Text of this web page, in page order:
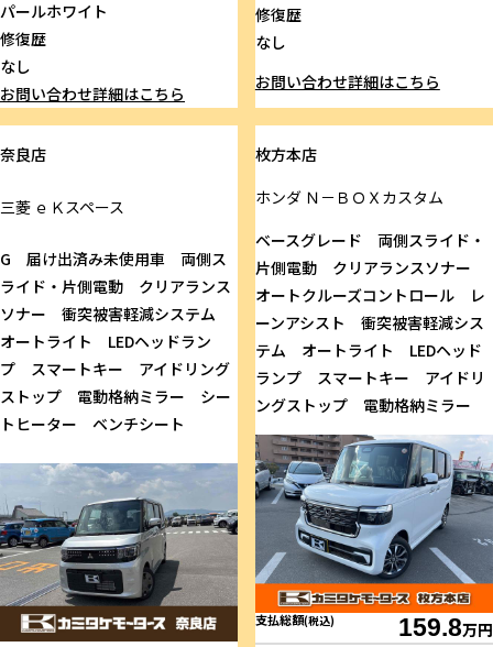
パールホワイト
修復歴
なし
お問い合わせ詳細はこちら
修復歴
なし
お問い合わせ詳細はこちら
奈良店
三菱 ｅＫスペース
G 届け出済み未使用車 両側ス
ライド・片側電動 クリアランス
ソナー 衝突被害軽減システム
オートライト LEDヘッドラン
プ スマートキー アイドリング
ストップ 電動格納ミラー シー
トヒーター ベンチシート
枚方本店
ホンダＮ－ＢＯＸカスタム
ベースグレード 両側スライド・
片側電動 クリアランスソナー
オートクルーズコントロール レ
ーンアシスト 衝突被害軽減シス
テム オートライト LEDヘッド
ランプ スマートキー アイドリ
ングストップ 電動格納ミラー
支払総額(税込) 159.8万円